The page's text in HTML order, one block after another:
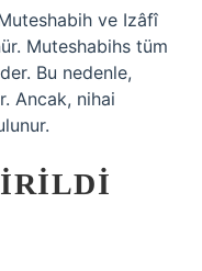
ve Izâfî
Muteshabihs tüm
Bu nedenle,
Ancak, nihai